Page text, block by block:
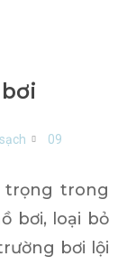
09
trọng trong
bơi, loại bỏ
bơi lội